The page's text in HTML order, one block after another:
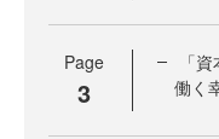
Page
3
「
働く